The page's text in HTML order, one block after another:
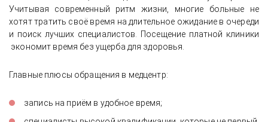
Учитывая современный ритм жизни, многие больные не
хотят тратить своё время на длительное ожидание в очереди
и поиск лучших специалистов. Посещение платной клиники
экономит время без ущерба для здоровья.
Главные плюсы обращения в медцентр:
запись на приём в удобное время;